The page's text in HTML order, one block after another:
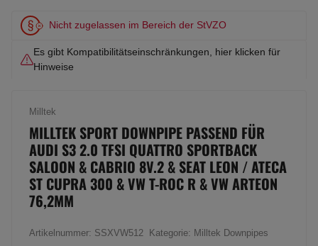
Nicht zugelassen im Bereich der StVZO
Es gibt Kompatibilitätseinschränkungen, hier klicken für
Hinweise
Milltek
MILLTEK SPORT DOWNPIPE PASSEND FÜR
AUDI S3 2.0 TFSI QUATTRO SPORTBACK
SALOON & CABRIO 8V.2 & SEAT LEON / ATECA
ST CUPRA 300 & VW T-ROC R & VW ARTEON
76,2MM
Artikelnummer: SSXVW512 Kategorie: Milltek Downpipes